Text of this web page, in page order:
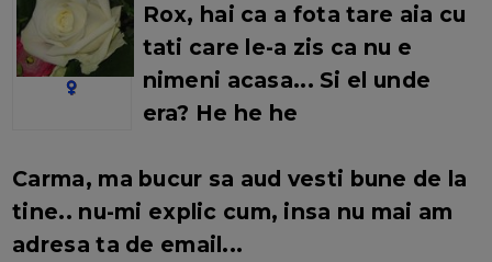
Rox, hai ca a fota tare aia cu
tati care le-a zis ca nu e
nimeni acasa... Si el unde
era? He he he
Carma, ma bucur sa aud vesti bune de la
tine.. nu-mi explic cum, insa nu mai am
adresa ta de email...